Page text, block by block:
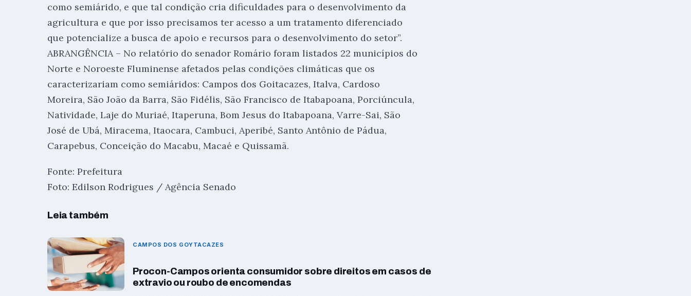
como semiárido, e que tal condição cria dificuldades para o desenvolvimento da
agricultura e que por isso precisamos ter acesso a um tratamento diferenciado
que potencialize a busca de apoio e recursos para o desenvolvimento do setor”.
ABRANGÊNCIA – No relatório do senador Romário foram listados 22 municípios do
Norte e Noroeste Fluminense afetados pelas condições climáticas que os
caracterizariam como semiáridos: Campos dos Goitacazes, Italva, Cardoso
Moreira, São João da Barra, São Fidélis, São Francisco de Itabapoana, Porciúncula,
Natividade, Laje do Muriaé, Itaperuna, Bom Jesus do Itabapoana, Varre-Sai, São
José de Ubá, Miracema, Itaocara, Cambuci, Aperibé, Santo Antônio de Pádua,
Carapebus, Conceição do Macabu, Macaé e Quissamã.
Fonte: Prefeitura
Foto: Edilson Rodrigues / Agência Senado
Leia também
CAMPOS DOS GOYTACAZES
Procon-Campos orienta consumidor sobre direitos em casos de
extravio ou roubo de encomendas